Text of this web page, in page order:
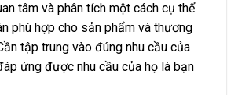
tâm và phân tích một cách cụ thể.
phù hợp cho sản phẩm và thương
tập trung vào đúng nhu cầu của
ứng được nhu cầu của họ là bạn